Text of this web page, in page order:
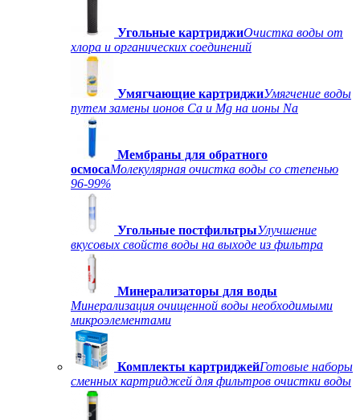
Угольные картриджиОчистка воды от
хлора и органических соединений
Умягчающие картриджиУмягчение воды
путем замены ионов Ca и Mg на ионы Na
Мембраны для обратного
осмосаМолекулярная очистка воды со степенью
96-99%
Угольные постфильтрыУлучшение
вкусовых свойств воды на выходе из фильтра
Минерализаторы для воды
Минерализация очищенной воды необходимыми
микроэлементами
Комплекты картриджейГотовые наборы
сменных картриджей для фильтров очистки воды